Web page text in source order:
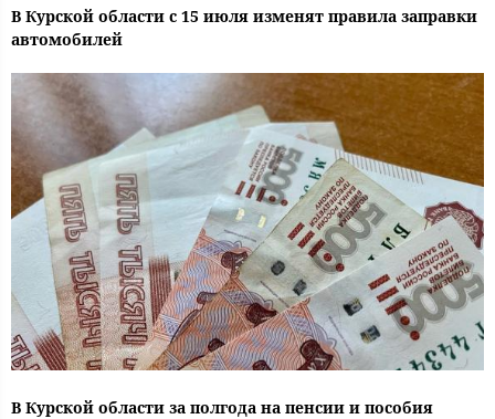
В Курской области с 15 июля изменят правила заправки
автомобилей
В Курской области за полгода на пенсии и пособия